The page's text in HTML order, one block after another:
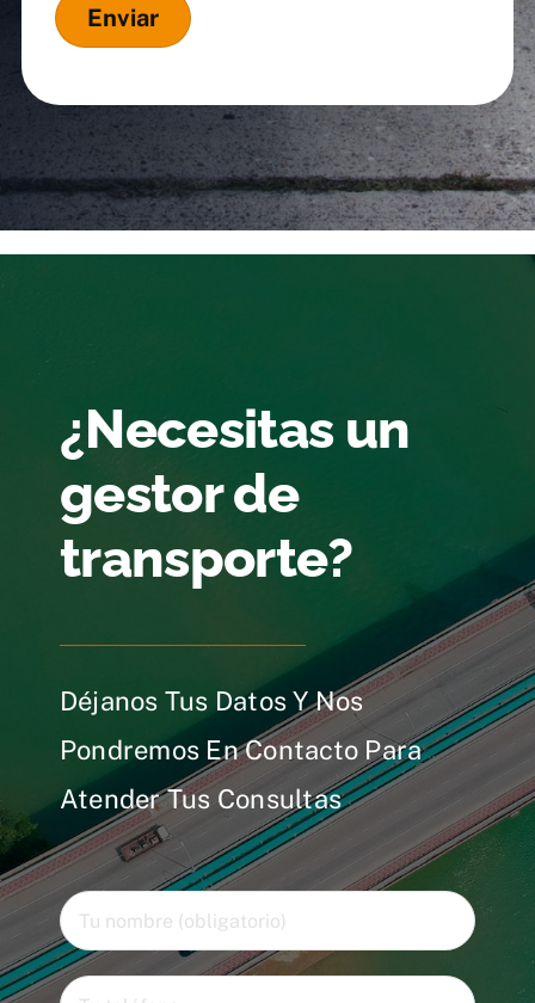
¿Necesitas un
gestor de
transporte?
Déjanos Tus Datos Y Nos
Pondremos En Contacto Para
Atender Tus Consultas